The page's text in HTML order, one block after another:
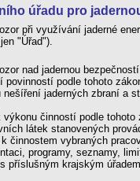
úřadu pro
při využívání jaderné
"Úřad").
nad jadernou
povinností podle tohoto
nešíření jaderných zbraní a
činností podle
látek stanovených
činnostem vybraných
programy, seznamy,
příslušným krajským